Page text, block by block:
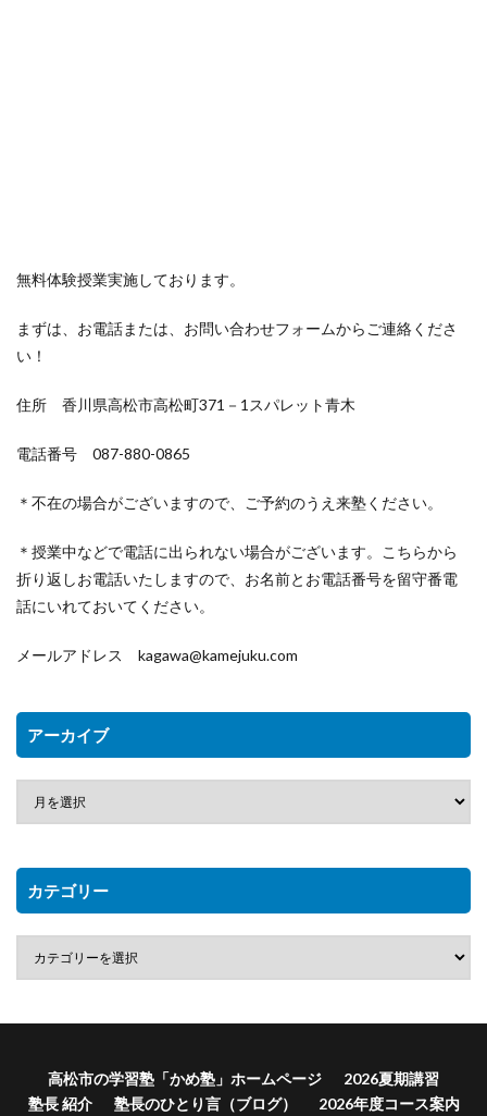
無料体験授業実施しております。
まずは、お電話または、お問い合わせフォームからご連絡くださ
い！
住所 香川県高松市高松町371－1スパレット青木
電話番号 087-880-0865
＊不在の場合がございますので、ご予約のうえ来塾ください。
＊授業中などで電話に出られない場合がございます。こちらから
折り返しお電話いたしますので、お名前とお電話番号を留守番電
話にいれておいてください。
メールアドレス kagawa@kamejuku.com
アーカイブ
カテゴリー
高松市の学習塾「かめ塾」ホームページ
2026夏期講習
塾長 紹介
塾長のひとり言（ブログ） 2026年度コース案内